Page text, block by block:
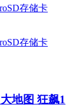
地图 狂飙1